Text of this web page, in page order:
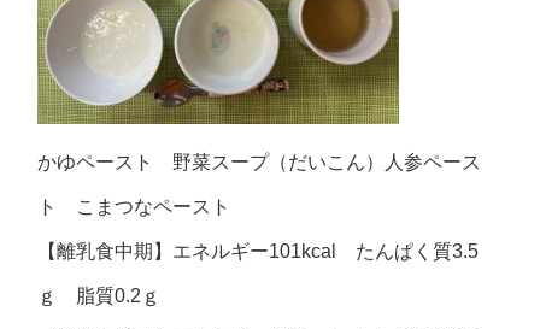
かゆペースト 野菜スープ（だいこん）人参ペース
ト こまつなペースト
【離乳食中期】エネルギー101kcal たんぱく質3.5
ｇ 脂質0.2ｇ